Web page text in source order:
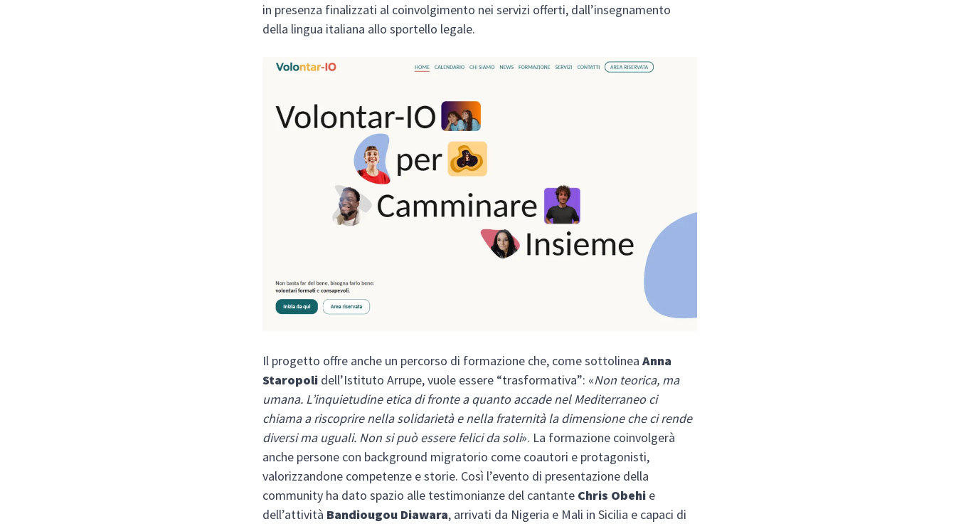
in presenza finalizzati al coinvolgimento nei servizi offerti, dall’insegnamento
della lingua italiana allo sportello legale.
Il progetto offre anche un percorso di formazione che, come sottolineaAnna
Staropoli dell’Istituto Arrupe, vuole essere “trasformativa”: «Non teorica, ma
umana. L’inquietudine etica di fronte a quanto accade nel Mediterraneo ci
chiama a riscoprire nella solidarietà e nella fraternità la dimensione che ci rende
diversi ma uguali. Non si può essere felici da soli». La formazione coinvolgerà
anche persone con background migratorio come coautori e protagonisti,
valorizzandone competenze e storie. Così l’evento di presentazione della
community ha dato spazio alle testimonianze del cantante Chris Obehi e
dell’attività Bandiougou Diawara, arrivati da Nigeria e Mali in Sicilia e capaci di